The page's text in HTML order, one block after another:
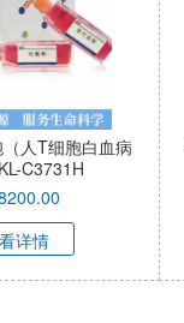
人T细胞白血病
C3731H
详情